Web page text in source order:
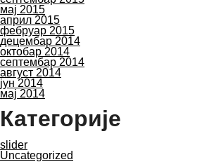
мај 2015
април 2015
фебруар 2015
децембар 2014
октобар 2014
септембар 2014
август 2014
јун 2014
мај 2014
Категорије
slider
Uncategorized